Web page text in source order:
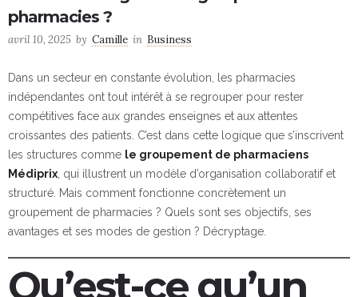
pharmacies ?
avril 10, 2025 by Camille in Business
Dans un secteur en constante évolution, les pharmacies
indépendantes ont tout intérêt à se regrouper pour rester
compétitives face aux grandes enseignes et aux attentes
croissantes des patients. C’est dans cette logique que s’inscrivent
les structures comme le groupement de pharmaciens
Médiprix , qui illustrent un modèle d’organisation collaboratif et
structuré. Mais comment fonctionne concrètement un
groupement de pharmacies ? Quels sont ses objectifs, ses
avantages et ses modes de gestion ? Décryptage.
Qu’est-ce qu’un